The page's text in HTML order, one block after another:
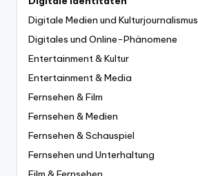
Digitale Medien und Kulturjournalismus
Digitales und Online-Phänomene
Entertainment & Kultur
Entertainment & Media
Fernsehen & Film
Fernsehen & Medien
Fernsehen & Schauspiel
Fernsehen und Unterhaltung